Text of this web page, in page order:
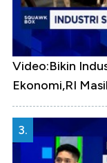
Video:Bikin
Ekonomi,RI
3.